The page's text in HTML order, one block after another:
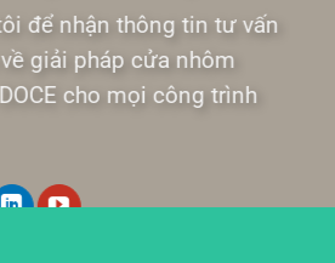
để nhận thông tin tư vấn
giải pháp cửa nhôm
cho mọi công trình